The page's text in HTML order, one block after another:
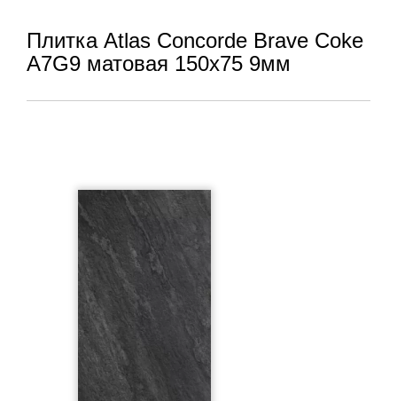
Плитка Atlas Concorde Brave Coke
A7G9 матовая 150x75 9мм